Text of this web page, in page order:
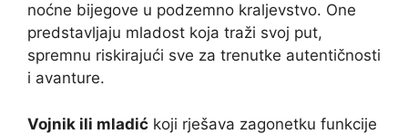
noćne bijegove u podzemno kraljevstvo. One
predstavljaju mladost koja traži svoj put,
spremnu riskirajući sve za trenutke autentičnosti
i avanture.
Vojnik ili mladić koji rješava zagonetku funkcije